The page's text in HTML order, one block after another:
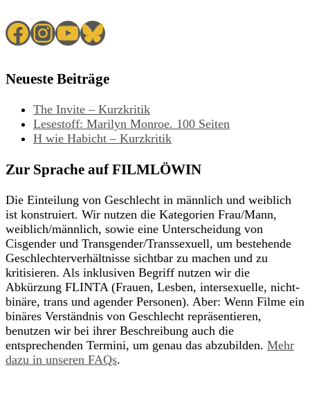
Facebook
Instagram
YouTube
Bluesky
Neueste Beiträge
The Invite – Kurzkritik
Lesestoff: Marilyn Monroe. 100 Seiten
H wie Habicht – Kurzkritik
Zur Sprache auf FILMLÖWIN
Die Einteilung von Geschlecht in männlich und weiblich
ist konstruiert. Wir nutzen die Kategorien Frau/Mann,
weiblich/männlich, sowie eine Unterscheidung von
Cisgender und Transgender/Transsexuell, um bestehende
Geschlechterverhältnisse sichtbar zu machen und zu
kritisieren. Als inklusiven Begriff nutzen wir die
Abkürzung FLINTA (Frauen, Lesben, intersexuelle, nicht-
binäre, trans und agender Personen). Aber: Wenn Filme ein
binäres Verständnis von Geschlecht repräsentieren,
benutzen wir bei ihrer Beschreibung auch die
entsprechenden Termini, um genau das abzubilden. Mehr
dazu in unseren FAQs.